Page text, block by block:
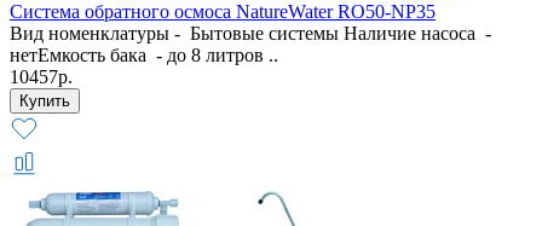
Система обратного осмоса NatureWater RO50-NP35
Вид номенклатуры - Бытовые системы Наличие насоса -
нетЕмкость бака - до 8 литров ..
10457р.